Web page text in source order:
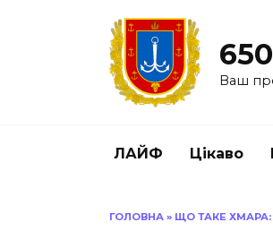
Ваш
ЛАЙФ Цікаво
ГОЛОВНА » ЩО ТАКЕ ХМАРА: